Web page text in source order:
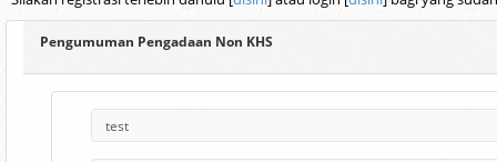
Pengumuman Pengadaan Non KHS